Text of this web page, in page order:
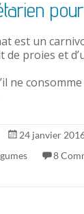
est un
proies et
ne
24 janvier
8